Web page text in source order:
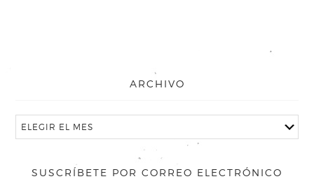
ARCHIVO
SUSCRÍBETE POR CORREO ELECTRÓNICO